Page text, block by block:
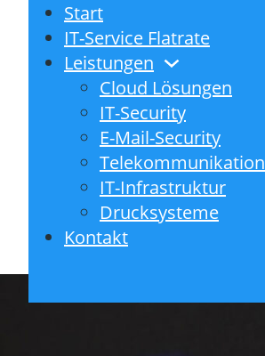
Start
IT-Service Flatrate
Leistungen
Cloud Lösungen
IT-Security
E-Mail-Security
Telekommunikation
IT-Infrastruktur
Drucksysteme
Kontakt